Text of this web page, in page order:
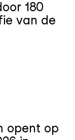
180
van de
opent op